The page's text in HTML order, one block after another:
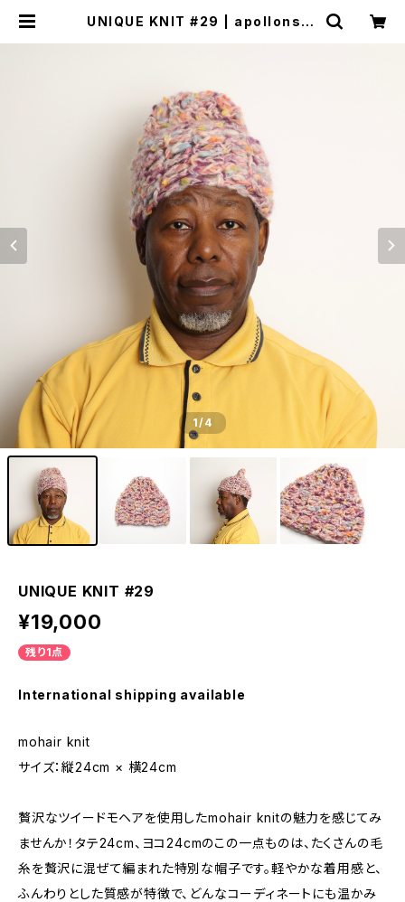
UNIQUE KNIT #29 | apollonsto
1/4
UNIQUE KNIT #29
¥19,000
残り1点
International shipping available
mohair knit
サイズ：縦24cm × 横24cm
贅沢なツイードモヘアを使用したmohair knitの魅力を感じてみ
ませんか！タテ24cm、ヨコ24cmのこの一点ものは、たくさんの毛
糸を贅沢に混ぜて編まれた特別な帽子です。軽やかな着用感と、
ふんわりとした質感が特徴で、どんなコーディネートにも温かみ